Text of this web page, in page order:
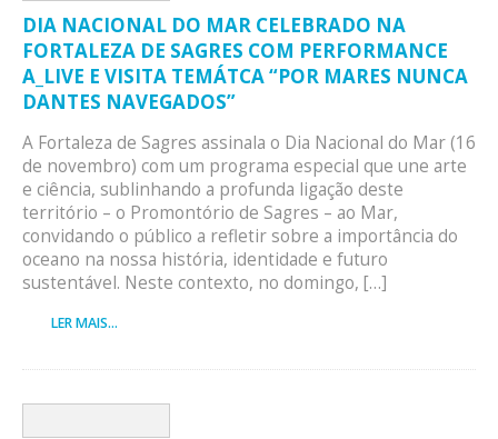
DIA NACIONAL DO MAR CELEBRADO NA
FORTALEZA DE SAGRES COM PERFORMANCE
A_LIVE E VISITA TEMÁTCA “POR MARES NUNCA
DANTES NAVEGADOS”
A Fortaleza de Sagres assinala o Dia Nacional do Mar (16
de novembro) com um programa especial que une arte
e ciência, sublinhando a profunda ligação deste
território – o Promontório de Sagres – ao Mar,
convidando o público a refletir sobre a importância do
oceano na nossa história, identidade e futuro
sustentável. Neste contexto, no domingo, […]
LER MAIS...